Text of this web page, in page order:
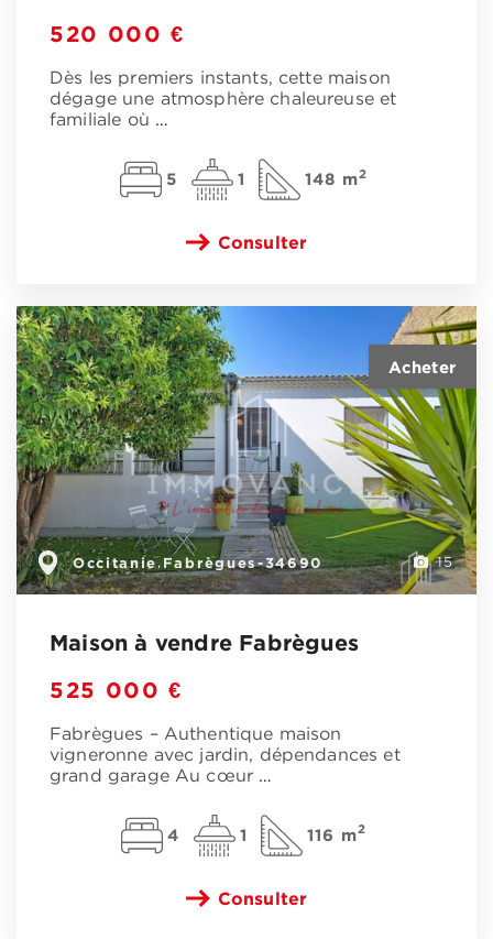
520 000 €
Dès les premiers instants, cette maison
dégage une atmosphère chaleureuse et
familiale où …
5 1 148 m2
Consulter
15
Occitanie, Fabrègues-34690
Maison à vendre Fabrègues
525 000 €
Fabrègues – Authentique maison
vigneronne avec jardin, dépendances et
grand garage Au cœur …
4 1 116 m2
Consulter